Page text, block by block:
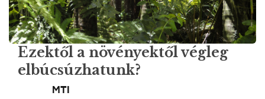
Ezektől a növényektől végleg
elbúcsúzhatunk?
MTI